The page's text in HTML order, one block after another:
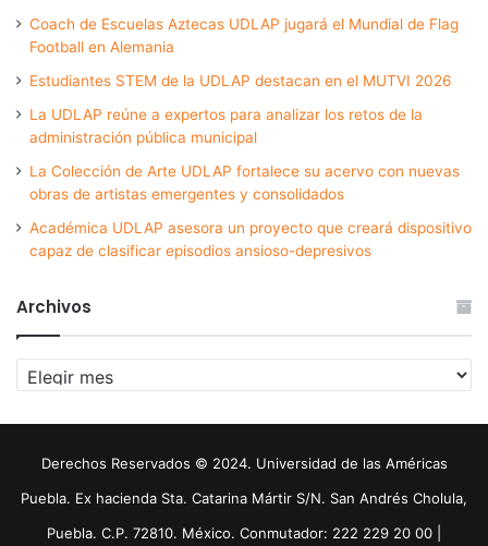
Coach de Escuelas Aztecas UDLAP jugará el Mundial de Flag
Football en Alemania
Estudiantes STEM de la UDLAP destacan en el MUTVI 2026
La UDLAP reúne a expertos para analizar los retos de la
administración pública municipal
La Colección de Arte UDLAP fortalece su acervo con nuevas
obras de artistas emergentes y consolidados
Académica UDLAP asesora un proyecto que creará dispositivo
capaz de clasificar episodios ansioso-depresivos
Archivos
Archivos
Derechos Reservados © 2024. Universidad de las Américas
Puebla. Ex hacienda Sta. Catarina Mártir S/N. San Andrés Cholula,
Puebla. C.P. 72810. México. Conmutador: 222 229 20 00 |